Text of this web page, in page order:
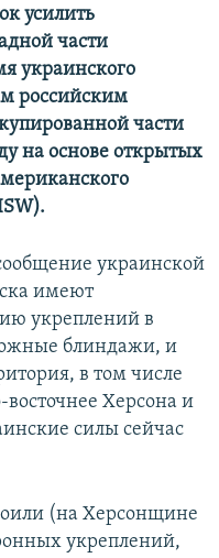
усилить
части
украинского
российским
части
на основе открытых
украинской
имеют
укреплений в
блиндажи, и
в том числе
Херсона и
силы сейчас
(на Херсонщине
укреплений,